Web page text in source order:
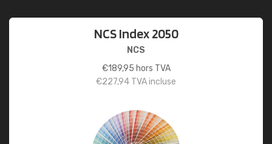
NCS Index 2050
NCS
€189,95 hors TVA
€227,94 TVA incluse